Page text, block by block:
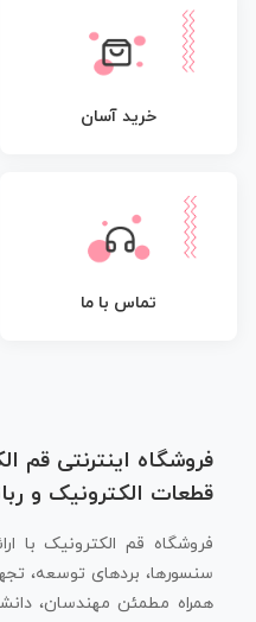
خرید آسان
تماس با ما
فروشگاه اینترنتی قم
قطعات الکترونیک و
فروشگاه قم الکترونیک با
سنسورها، بردهای توسعه،
همراه مطمئن مهندسان،